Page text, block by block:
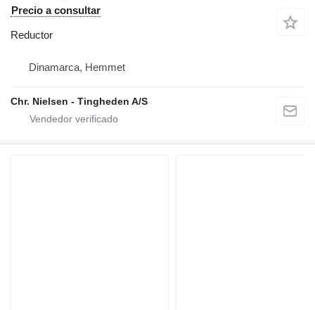
Precio a consultar
Reductor
Dinamarca, Hemmet
Chr. Nielsen - Tingheden A/S